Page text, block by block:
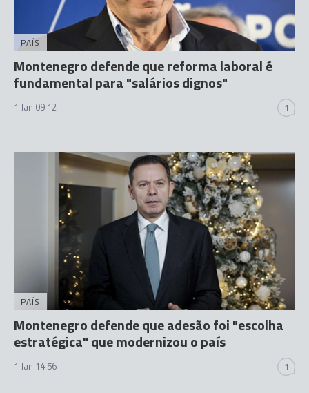
PAÍS
Montenegro defende que reforma laboral é
fundamental para "salários dignos"
1 Jan 09:12 1
PAÍS
Montenegro defende que adesão foi "escolha
estratégica" que modernizou o país
1 Jan 14:56 1